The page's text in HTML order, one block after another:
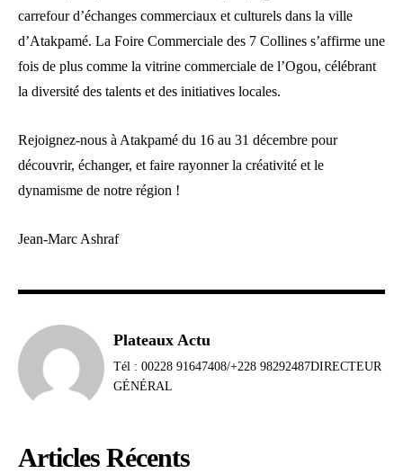
carrefour d’échanges commerciaux et culturels dans la ville
d’Atakpamé. La Foire Commerciale des 7 Collines s’affirme une
fois de plus comme la vitrine commerciale de l’Ogou, célébrant
la diversité des talents et des initiatives locales.
Rejoignez-nous à Atakpamé du 16 au 31 décembre pour
découvrir, échanger, et faire rayonner la créativité et le
dynamisme de notre région !
Jean-Marc Ashraf
Plateaux Actu
Tél : 00228 91647408/+228 98292487DIRECTEUR
GÉNÉRAL
Articles Récents